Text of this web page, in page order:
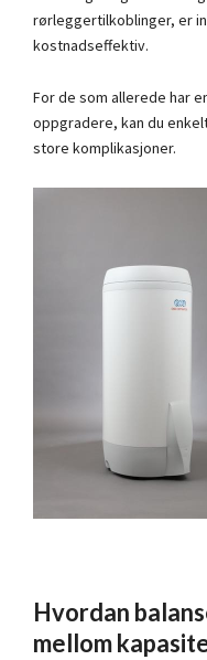
rørleggertilkoblinger, er
kostnadseffektiv.
For de som allerede har
oppgradere, kan du
store komplikasjoner.
Hvordan
mellom